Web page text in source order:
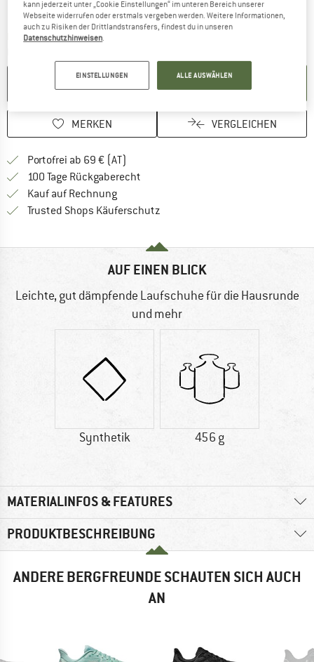
Größentabelle
Lieferzeit: 2-4 Werktage
IN DEN WARENKORB
MERKEN VERGLEICHEN
Portofrei ab 69 € (AT)
100 Tage Rückgaberecht
Kauf auf RechnungFinde die Zahlungs-Infos hier! Öffnet
Trusted Shops Käuferschutz
AUF EINEN BLICK
Leichte, gut dämpfende Laufschuhe für die Hausrunde
und mehr
Synthetik 456 g
MATERIALINFOS & FEATURES
PRODUKTBESCHREIBUNG
ANDERE BERGFREUNDE SCHAUTEN SICH AUCH
AN
kann jederzeit unter „Cookie Einstellungen“ im unteren Bereich unserer
Webseite widerrufen oder erstmals vergeben werden. Weitere Informationen,
auch zu Risiken der Drittlandstransfers, findest du in unseren
Datenschutzhinweisen
EINSTELLUNGEN ALLE AUSWÄHLEN